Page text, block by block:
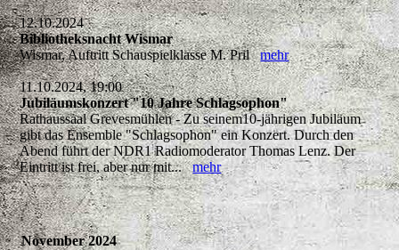
12.10.2024
Bibliotheksnacht Wismar
Wismar, Auftritt Schauspielklasse M. Prilmehr
11.10.2024, 19:00
Jubiläumskonzert "10 Jahre Schlagsophon"
Rathaussaal Grevesmühlen - Zu seinem10-jährigen Jubiläum
gibt das Ensemble "Schlagsophon" ein Konzert. Durch den
Abend führt der NDR1 Radiomoderator Thomas Lenz. Der
Eintritt ist frei, aber nur mit...mehr
November 2024